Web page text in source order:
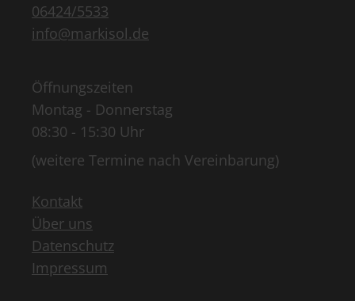
06424/5533
info@markisol.de
Öffnungszeiten
Montag - Donnerstag
08:30 - 15:30 Uhr
(weitere Termine nach Vereinbarung)
Kontakt
Über uns
Datenschutz
Impressum